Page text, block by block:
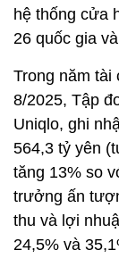
hệ thống cửa
26 quốc gia
Trong năm tài
8/2025, Tập
Uniqlo, ghi
564,3 tỷ yên
tăng 13% so
trưởng ấn
thu và lợi
24,5% và